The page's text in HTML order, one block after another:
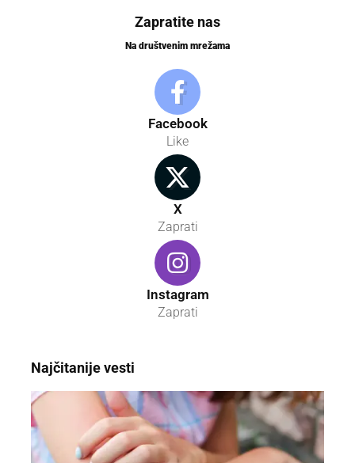
Zapratite nas
Na društvenim mrežama
Facebook
Like
X
Zaprati
Instagram
Zaprati
Najčitanije vesti